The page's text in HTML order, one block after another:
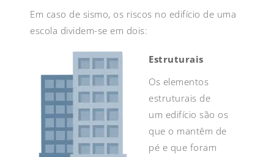
Em caso de sismo, os riscos no edifício de uma
escola dividem-se em dois:
Estruturais
Os elementos
estruturais de
um edifício são os
que o mantêm de
pé e que foram